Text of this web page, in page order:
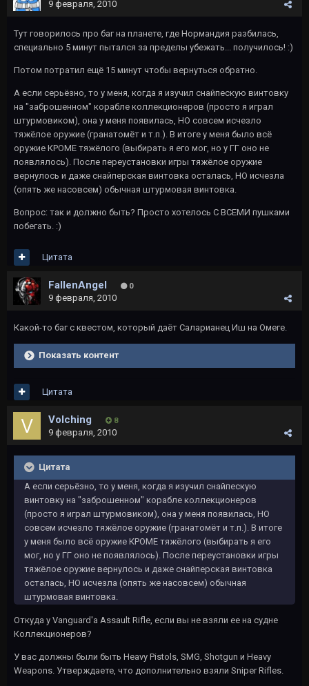
9 февраля, 2010
Тут говорилось про баг на планете, где Нормандия разбилась,
специально 5 минут пытался за пределы убежать... получилось! :)
Потом потратил ещё 15 минут чтобы вернуться обратно.
А если серьёзно, то у меня, когда я изучил снайпескую винтовку
на "заброшенном" корабле коллекционеров (просто я играл
штурмовиком), она у меня появилась, НО совсем исчезло
тяжёлое оружие (гранатомёт и т.п.). В итоге у меня было всё
оружие КРОМЕ тяжёлого (выбирать я его мог, но у ГГ оно не
появлялось). После переустановки игры тяжёлое оружие
вернулось и даже снайперская винтовка осталась, НО исчезла
(опять же насовсем) обычная штурмовая винтовка.
Вопрос: так и должно быть? Просто хотелось С ВСЕМИ пушками
побегать. :)
Цитата
FallenAngel 0
9 февраля, 2010
Какой-то баг с квестом, который даёт Саларианец Иш на Омеге.
Показать контент
Цитата
Volching 8
9 февраля, 2010
Цитата
А если серьёзно, то у меня, когда я изучил снайпескую
винтовку на "заброшенном" корабле коллекционеров
(просто я играл штурмовиком), она у меня появилась, НО
совсем исчезло тяжёлое оружие (гранатомёт и т.п.). В итоге
у меня было всё оружие КРОМЕ тяжёлого (выбирать я его
мог, но у ГГ оно не появлялось). После переустановки игры
тяжёлое оружие вернулось и даже снайперская винтовка
осталась, НО исчезла (опять же насовсем) обычная
штурмовая винтовка.
Откуда у Vanguard'a Assault Rifle, если вы не взяли ее на судне
Коллекционеров?
У вас должны были быть Heavy Pistols, SMG, Shotgun и Heavy
Weapons. Утверждаете, что дополнительно взяли Sniper Rifles.